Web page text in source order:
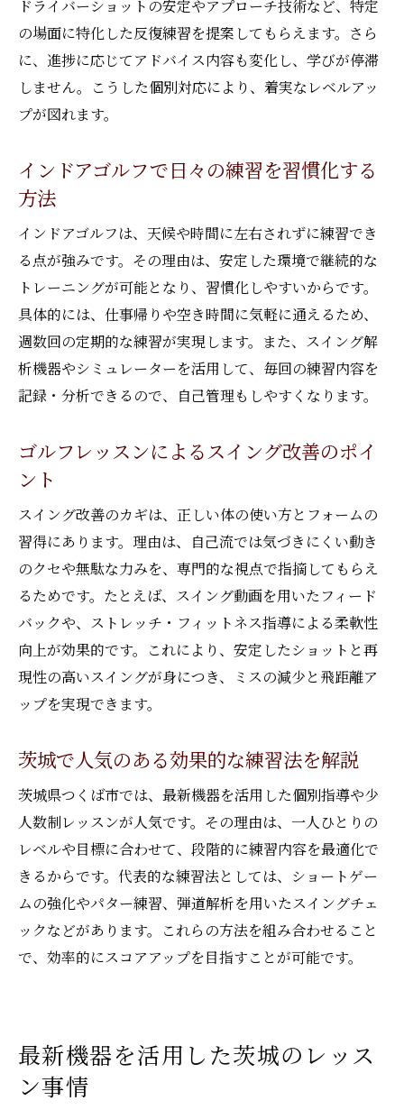
ドライバーショットの安定やアプローチ技術など、特定
の場面に特化した反復練習を提案してもらえます。さら
に、進捗に応じてアドバイス内容も変化し、学びが停滞
しません。こうした個別対応により、着実なレベルアッ
プが図れます。
インドアゴルフで日々の練習を習慣化する
方法
インドアゴルフは、天候や時間に左右されずに練習でき
る点が強みです。その理由は、安定した環境で継続的な
トレーニングが可能となり、習慣化しやすいからです。
具体的には、仕事帰りや空き時間に気軽に通えるため、
週数回の定期的な練習が実現します。また、スイング解
析機器やシミュレーターを活用して、毎回の練習内容を
記録・分析できるので、自己管理もしやすくなります。
ゴルフレッスンによるスイング改善のポイ
ント
スイング改善のカギは、正しい体の使い方とフォームの
習得にあります。理由は、自己流では気づきにくい動き
のクセや無駄な力みを、専門的な視点で指摘してもらえ
るためです。たとえば、スイング動画を用いたフィード
バックや、ストレッチ・フィットネス指導による柔軟性
向上が効果的です。これにより、安定したショットと再
現性の高いスイングが身につき、ミスの減少と飛距離ア
ップを実現できます。
茨城で人気のある効果的な練習法を解説
茨城県つくば市では、最新機器を活用した個別指導や少
人数制レッスンが人気です。その理由は、一人ひとりの
レベルや目標に合わせて、段階的に練習内容を最適化で
きるからです。代表的な練習法としては、ショートゲー
ムの強化やパター練習、弾道解析を用いたスイングチェ
ックなどがあります。これらの方法を組み合わせること
で、効率的にスコアアップを目指すことが可能です。
最新機器を活用した茨城のレッス
ン事情